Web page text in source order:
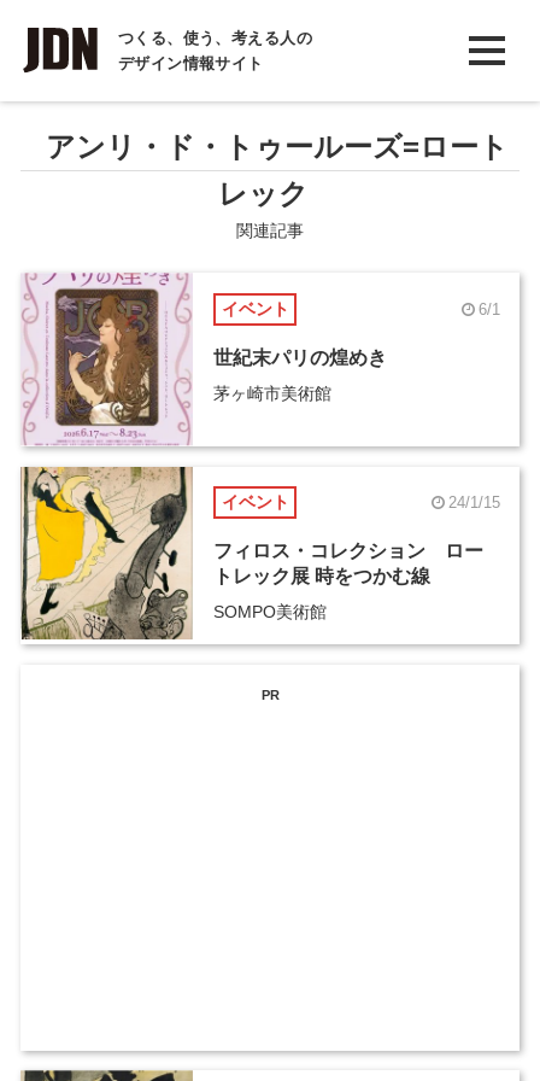
つくる、使う、考える人の
デザイン情報サイト
INTERVIEW
インタビュー
REPORT
レポート
アンリ・ド・トゥールーズ=ロート
レック
関連記事
イベント 6/1
世紀末パリの煌めき
茅ヶ崎市美術館
イベント 24/1/15
フィロス・コレクション ロー
トレック展 時をつかむ線
SOMPO美術館
PR